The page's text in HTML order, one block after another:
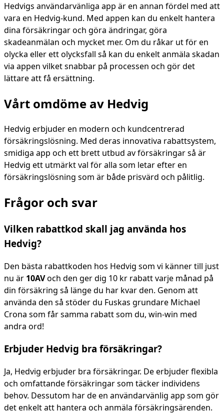
Hedvigs användarvänliga app är en annan fördel med att
vara en Hedvig-kund. Med appen kan du enkelt hantera
dina försäkringar och göra ändringar, göra
skadeanmälan och mycket mer. Om du råkar ut för en
olycka eller ett olycksfall så kan du enkelt anmäla skadan
via appen vilket snabbar på processen och gör det
lättare att få ersättning.
Vårt omdöme av Hedvig
Hedvig erbjuder en modern och kundcentrerad
försäkringslösning. Med deras innovativa rabattsystem,
smidiga app och ett brett utbud av försäkringar så är
Hedvig ett utmärkt val för alla som letar efter en
försäkringslösning som är både prisvärd och pålitlig.
Frågor och svar
Vilken rabattkod skall jag använda hos
Hedvig?
Den bästa rabattkoden hos Hedvig som vi känner till just
nu är 10AVoch den ger dig 10 kr rabatt varje månad på
din försäkring så länge du har kvar den. Genom att
använda den så stöder du Fuskas grundare Michael
Crona som får samma rabatt som du, win-win med
andra ord!
Erbjuder Hedvig bra försäkringar?
Ja, Hedvig erbjuder bra försäkringar. De erbjuder flexibla
och omfattande försäkringar som täcker individens
behov. Dessutom har de en användarvänlig app som gör
det enkelt att hantera och anmäla försäkringsärenden.